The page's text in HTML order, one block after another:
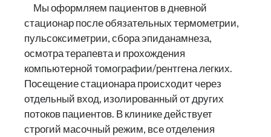
Мы оформляем пациентов в дневной
стационар после обязательных термометрии,
пульсоксиметрии, сбора эпиданамнеза,
осмотра терапевта и прохождения
компьютерной томографии/рентгена легких.
Посещение стационара происходит через
отдельный вход, изолированный от других
потоков пациентов. В клинике действует
строгий масочный режим, все отделения